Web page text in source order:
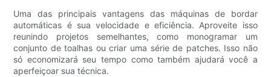
Uma das principais vantagens das máquinas de bordar
automáticas é sua velocidade e eficiência. Aproveite isso
reunindo projetos semelhantes, como monogramar um
conjunto de toalhas ou criar uma série de patches. Isso não
só economizará seu tempo como também ajudará você a
aperfeiçoar sua técnica.